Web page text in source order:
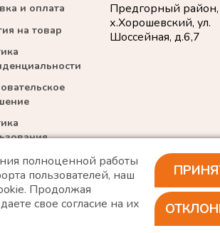
и оплата
на товар
Предгорный район,
х.Хорошевский, ул.
Шоссейная, д.6,7
принадлежит компании Meta, которая признана
полноценной работы
пользователей, наш
Продолжая
свое согласие на их